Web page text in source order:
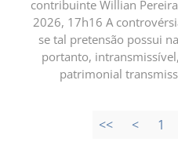
contribuinte Willian
2026, 17h16 A
se tal pretensão possui
portanto,
patrimonial
<< < 1